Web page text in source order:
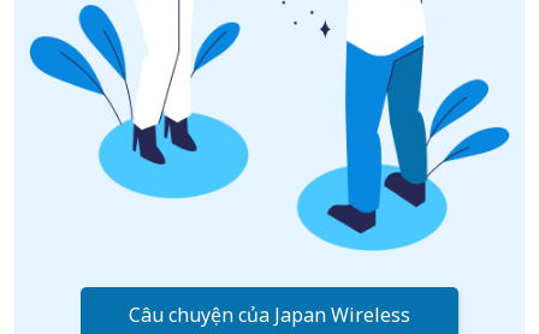
Câu chuyện của Japan Wireless